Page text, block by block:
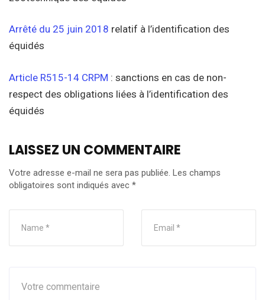
Arrêté du 25 juin 2018 relatif à l’identification des
équidés
Article R515-14 CRPM : sanctions en cas de non-
respect des obligations liées à l’identification des
équidés
LAISSEZ UN COMMENTAIRE
Votre adresse e-mail ne sera pas publiée. Les champs
obligatoires sont indiqués avec *